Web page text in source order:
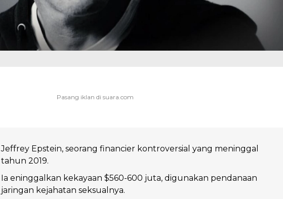
Jeffrey Epstein, seorang financier kontroversial yang meninggal
tahun 2019.
Ia eninggalkan kekayaan $560-600 juta, digunakan pendanaan
jaringan kejahatan seksualnya.